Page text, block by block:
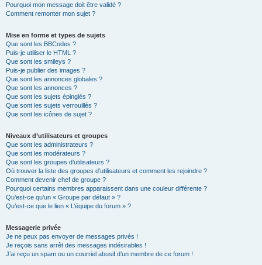
Pourquoi mon message doit être validé ?
Comment remonter mon sujet ?
Mise en forme et types de sujets
Que sont les BBCodes ?
Puis-je utiliser le HTML ?
Que sont les smileys ?
Puis-je publier des images ?
Que sont les annonces globales ?
Que sont les annonces ?
Que sont les sujets épinglés ?
Que sont les sujets verrouillés ?
Que sont les icônes de sujet ?
Niveaux d’utilisateurs et groupes
Que sont les administrateurs ?
Que sont les modérateurs ?
Que sont les groupes d’utilisateurs ?
Où trouver la liste des groupes d’utilisateurs et comment les rejoindre ?
Comment devenir chef de groupe ?
Pourquoi certains membres apparaissent dans une couleur différente ?
Qu’est-ce qu’un « Groupe par défaut » ?
Qu’est-ce que le lien « L’équipe du forum » ?
Messagerie privée
Je ne peux pas envoyer de messages privés !
Je reçois sans arrêt des messages indésirables !
J’ai reçu un spam ou un courriel abusif d’un membre de ce forum !